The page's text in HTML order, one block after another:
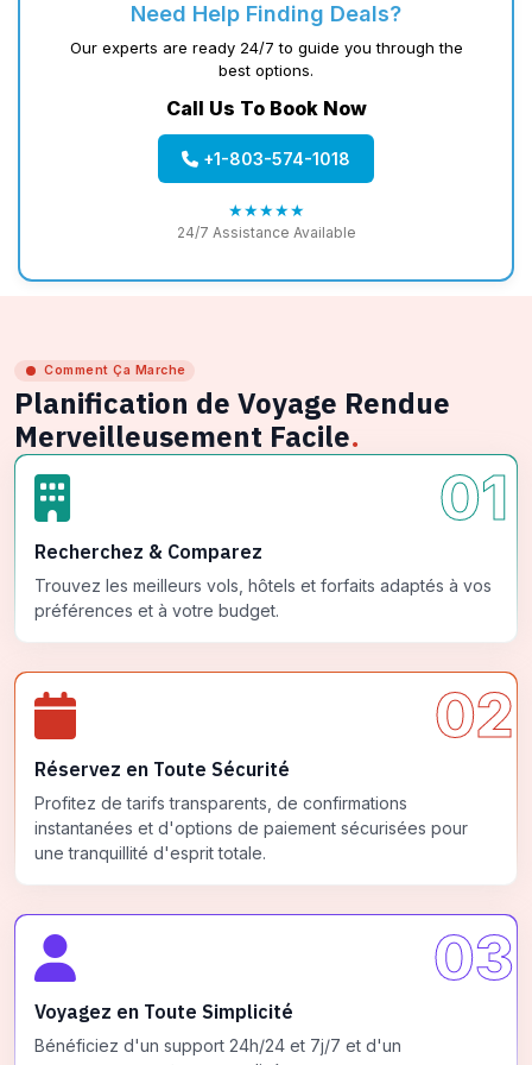
Need Help Finding Deals?
Our experts are ready 24/7 to guide you through the
best options.
Call Us To Book Now
+1-803-574-1018
★★★★★
24/7 Assistance Available
Comment Ça Marche
Planification de Voyage Rendue
Merveilleusement Facile.
01
Recherchez & Comparez
Trouvez les meilleurs vols, hôtels et forfaits adaptés à vos
préférences et à votre budget.
02
Réservez en Toute Sécurité
Profitez de tarifs transparents, de confirmations
instantanées et d'options de paiement sécurisées pour
une tranquillité d'esprit totale.
03
Voyagez en Toute Simplicité
Bénéficiez d'un support 24h/24 et 7j/7 et d'un